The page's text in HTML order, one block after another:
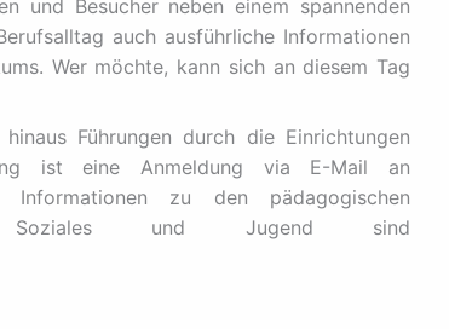
und Besucher neben einem spannenden
auch ausführliche Informationen
Wer möchte, kann sich an diesem Tag
Führungen durch die Einrichtungen
ist eine Anmeldung via E-Mail an
zu den pädagogischen
und Jugend sind